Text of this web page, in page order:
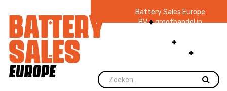
Battery Sales Europe
BV groothandel in
zaklampen Ruim 48
jaar ervaring
voorraad.